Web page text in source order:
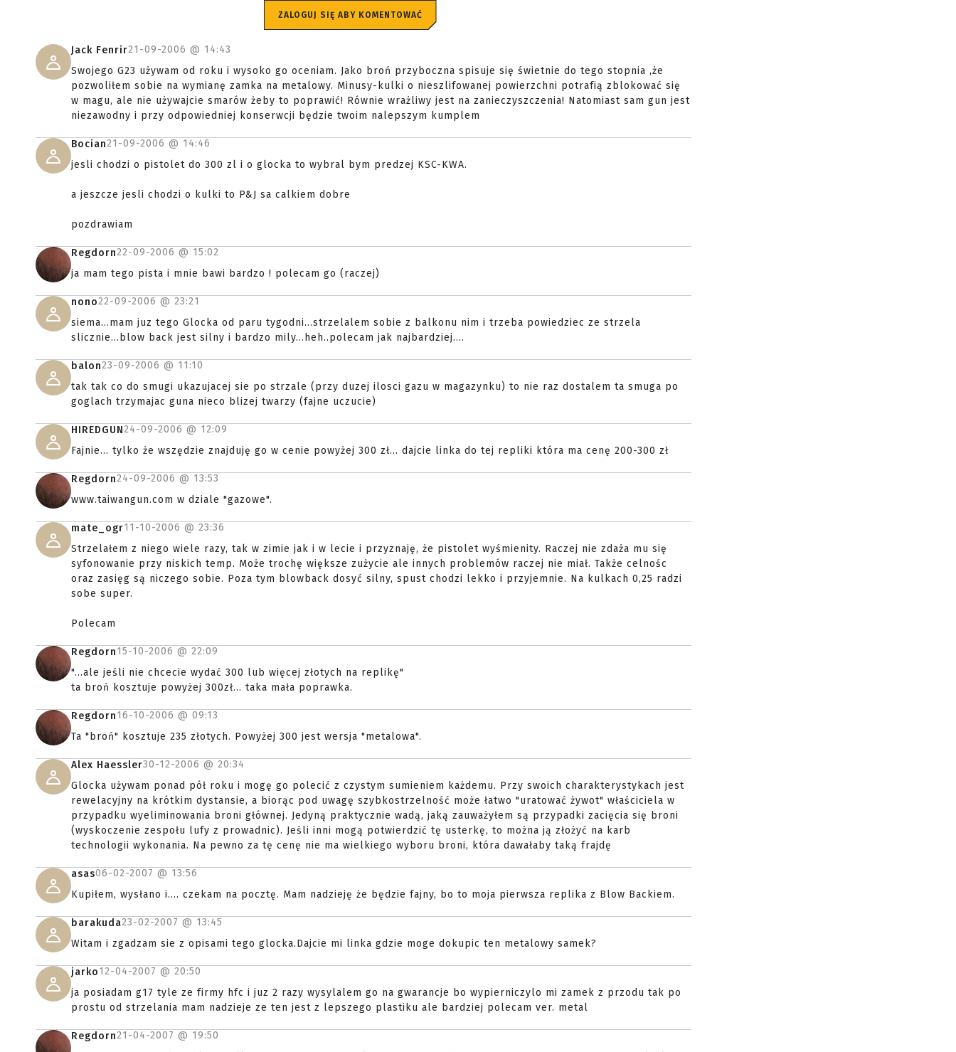
ZALOGUJ SIĘ ABY KOMENTOWAĆ
Jack Fenrir21-09-2006 @ 14:43
Swojego G23 używam od roku i wysoko go oceniam. Jako broń przyboczna spisuje się świetnie do tego stopnia ,że
pozwoliłem sobie na wymianę zamka na metalowy. Minusy-kulki o nieszlifowanej powierzchni potrafią zblokować się
w magu, ale nie używajcie smarów żeby to poprawić! Równie wrażliwy jest na zanieczyszczenia! Natomiast sam gun jest
niezawodny i przy odpowiedniej konserwcji będzie twoim nalepszym kumplem
Bocian21-09-2006 @ 14:46
jesli chodzi o pistolet do 300 zl i o glocka to wybral bym predzej KSC-KWA.
a jeszcze jesli chodzi o kulki to P&J sa calkiem dobre
pozdrawiam
Regdorn22-09-2006 @ 15:02
ja mam tego pista i mnie bawi bardzo ! polecam go (raczej)
nono22-09-2006 @ 23:21
siema...mam juz tego Glocka od paru tygodni...strzelalem sobie z balkonu nim i trzeba powiedziec ze strzela
slicznie...blow back jest silny i bardzo mily...heh..polecam jak najbardziej....
balon23-09-2006 @ 11:10
tak tak co do smugi ukazujacej sie po strzale (przy duzej ilosci gazu w magazynku) to nie raz dostalem ta smuga po
goglach trzymajac guna nieco blizej twarzy (fajne uczucie)
HIREDGUN24-09-2006 @ 12:09
Fajnie... tylko że wszędzie znajduję go w cenie powyżej 300 zł... dajcie linka do tej repliki która ma cenę 200-300 zł
Regdorn24-09-2006 @ 13:53
www.taiwangun.com w dziale "gazowe".
mate_ogr11-10-2006 @ 23:36
Strzelałem z niego wiele razy, tak w zimie jak i w lecie i przyznaję, że pistolet wyśmienity. Raczej nie zdaża mu się
syfonowanie przy niskich temp. Może trochę większe zużycie ale innych problemów raczej nie miał. Także celnośc
oraz zasięg są niczego sobie. Poza tym blowback dosyć silny, spust chodzi lekko i przyjemnie. Na kulkach 0,25 radzi
sobe super.
Polecam
Regdorn15-10-2006 @ 22:09
"...ale jeśli nie chcecie wydać 300 lub więcej złotych na replikę"
ta broń kosztuje powyżej 300zł... taka mała poprawka.
Regdorn16-10-2006 @ 09:13
Ta "broń" kosztuje 235 złotych. Powyżej 300 jest wersja "metalowa".
Alex Haessler30-12-2006 @ 20:34
Glocka używam ponad pół roku i mogę go polecić z czystym sumieniem każdemu. Przy swoich charakterystykach jest
rewelacyjny na krótkim dystansie, a biorąc pod uwagę szybkostrzelność może łatwo "uratować żywot" właściciela w
przypadku wyeliminowania broni głównej. Jedyną praktycznie wadą, jaką zauważyłem są przypadki zacięcia się broni
(wyskoczenie zespołu lufy z prowadnic). Jeśli inni mogą potwierdzić tę usterkę, to można ją złożyć na karb
technologii wykonania. Na pewno za tę cenę nie ma wielkiego wyboru broni, która dawałaby taką frajdę
asas06-02-2007 @ 13:56
Kupiłem, wysłano i.... czekam na pocztę. Mam nadzieję że będzie fajny, bo to moja pierwsza replika z Blow Backiem.
barakuda23-02-2007 @ 13:45
Witam i zgadzam sie z opisami tego glocka.Dajcie mi linka gdzie moge dokupic ten metalowy samek?
jarko12-04-2007 @ 20:50
ja posiadam g17 tyle ze firmy hfc i juz 2 razy wysylalem go na gwarancje bo wypierniczylo mi zamek z przodu tak po
prostu od strzelania mam nadzieje ze ten jest z lepszego plastiku ale bardziej polecam ver. metal
Regdorn21-04-2007 @ 19:50